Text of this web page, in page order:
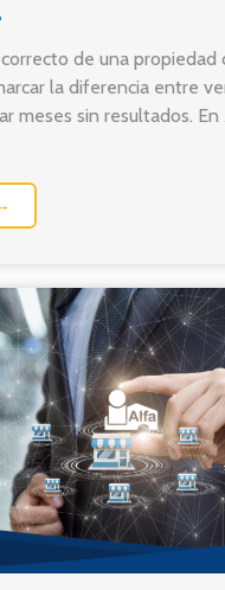
de una propiedad
la diferencia entre
meses sin resultados.